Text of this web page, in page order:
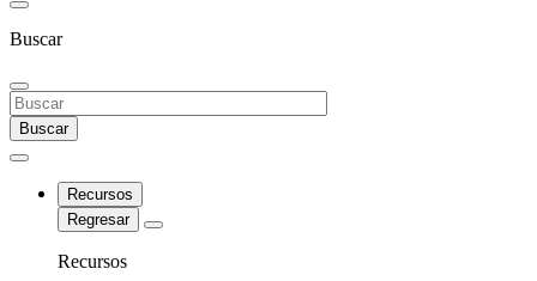
Buscar
Buscar
Recursos
Regresar
Recursos